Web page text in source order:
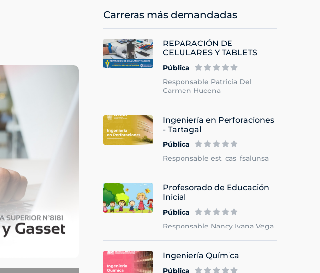
Carreras más demandadas
REPARACIÓN DE
CELULARES Y TABLETS
Pública
Responsable Patricia Del
Carmen Hucena
Ingeniería en Perforaciones
- Tartagal
Pública
Responsable est_cas_fsalunsa
Profesorado de Educación
Inicial
Pública
Responsable Nancy Ivana Vega
Ingeniería Química
Pública